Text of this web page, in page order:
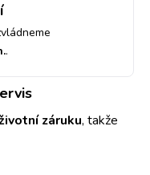
.
záruku, takže